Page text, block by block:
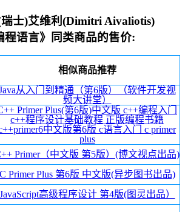
士)艾维利(Dimitri Aivaliotis)
程语言》同类商品的售价:
相似商品推荐
从入门到精通（第6版）（软件开发视
频大讲堂）
Primer Plus(第6版)中文版 c++编程入门
c++程序设计基础教程 正版编程书籍
中文版第6版 c语言入门 c primer
plus
Primer（中文版 第5版）(博文视点出品)
C Primer Plus 第6版 中文版(异步图书出品)
JavaScript高级程序设计 第4版(图灵出品）